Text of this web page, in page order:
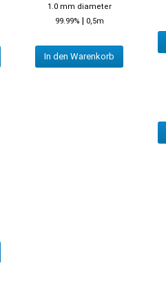
1.0 mm diameter
99.99% | 0,5m
In den Warenkorb